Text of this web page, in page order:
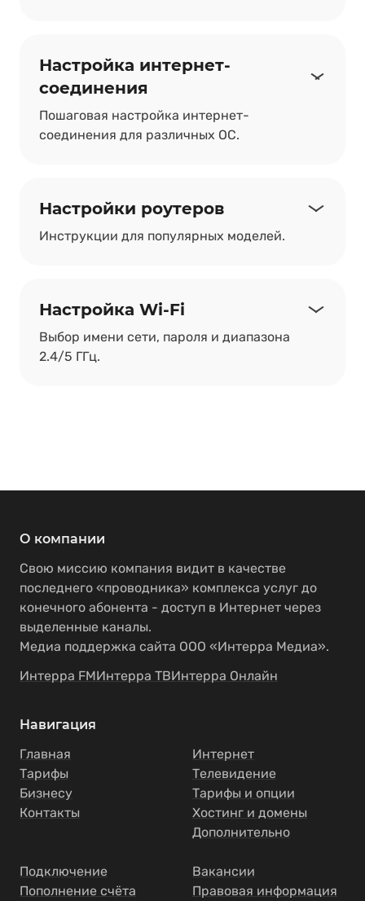
Настройка интернет-
соединения
Пошаговая настройка интернет-
соединения для различных ОС.
Настройки роутеров
Инструкции для популярных моделей.
Настройка Wi-Fi
Выбор имени сети, пароля и диапазона
2.4/5 ГГц.
О компании
Свою миссию компания видит в качестве
последнего «проводника» комплекса услуг до
конечного абонента - доступ в Интернет через
выделенные каналы.
Медиа поддержка сайта ООО «Интерра Медиа».
Интерра FMИнтерра ТВИнтерра Онлайн
Навигация
Главная
Тарифы
Бизнесу
Контакты
Интернет
Телевидение
Тарифы и опции
Хостинг и домены
Дополнительно
Подключение
Пополнение счёта
Вакансии
Правовая информация